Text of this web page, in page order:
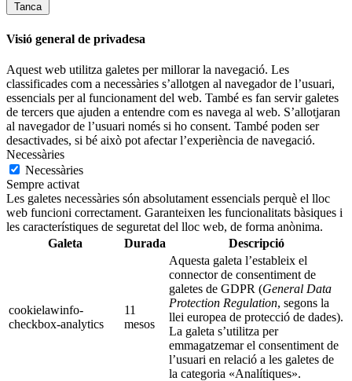
Tanca
Visió general de privadesa
Aquest web utilitza galetes per millorar la navegació. Les
classificades com a necessàries s’allotgen al navegador de l’usuari,
essencials per al funcionament del web. També es fan servir galetes
de tercers que ajuden a entendre com es navega al web. S’allotjaran
al navegador de l’usuari només si ho consent. També poden ser
desactivades, si bé això pot afectar l’experiència de navegació.
Necessàries
Necessàries
Sempre activat
Les galetes necessàries són absolutament essencials perquè el lloc
web funcioni correctament. Garanteixen les funcionalitats bàsiques i
les característiques de seguretat del lloc web, de forma anònima.
Galeta
Durada Descripció
cookielawinfo-
checkbox-analytics
11
mesos
Aquesta galeta l’estableix el
connector de consentiment de
galetes de GDPR (General Data
Protection Regulation, segons la
llei europea de protecció de dades).
La galeta s’utilitza per
emmagatzemar el consentiment de
l’usuari en relació a les galetes de
la categoria «Analítiques».